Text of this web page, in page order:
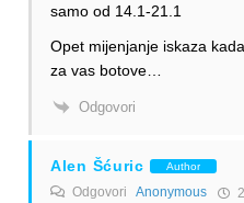
samo od 14.1-21.1
Opet mijenjanje iskaza
za vas botove…
Odgovori
Alen Šćuric Author
Odgovori Anonymous